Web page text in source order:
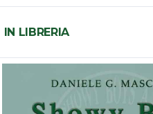
IN LIBRERIA